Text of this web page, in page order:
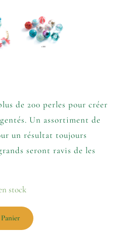
de 200 perles pour créer
Un assortiment de
un résultat toujours
seront ravis de les
stock